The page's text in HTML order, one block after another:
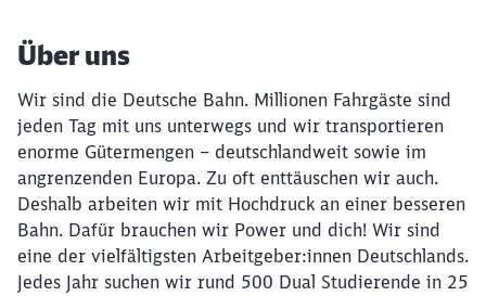
Über uns
Wir sind die Deutsche Bahn. Millionen Fahrgäste sind
jeden Tag mit uns unterwegs und wir transportieren
enorme Gütermengen – deutschlandweit sowie im
angrenzenden Europa. Zu oft enttäuschen wir auch.
Deshalb arbeiten wir mit Hochdruck an einer besseren
Bahn. Dafür brauchen wir Power und dich! Wir sind
eine der vielfältigsten Arbeitgeber:innen Deutschlands.
Jedes Jahr suchen wir rund 500 Dual Studierende in 25